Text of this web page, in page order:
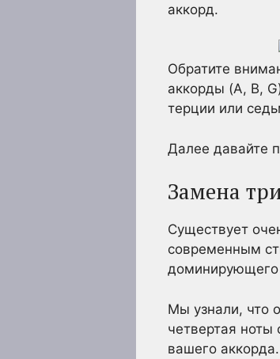
аккорд.
Обратите
аккорды (A, B,
терции или
Далее давайте
Замена
Существует
современным
доминирующего
Мы узнали, что
четвертая ноты
вашего